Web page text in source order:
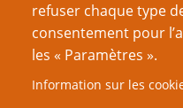
refuser chaque type
consentement pour
les « Paramètres ».
Information sur les